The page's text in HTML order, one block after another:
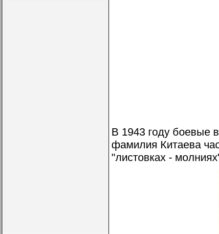
В 1943 году боевые
фамилия Китаева
"листовках -